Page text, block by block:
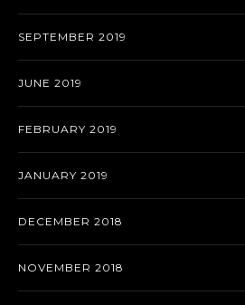
SEPTEMBER 2019
JUNE 2019
FEBRUARY 2019
JANUARY 2019
DECEMBER 2018
NOVEMBER 2018